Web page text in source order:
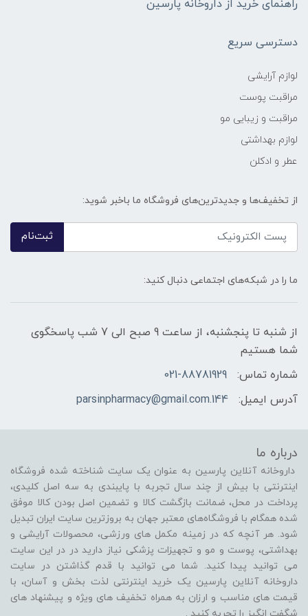
راهنمای خرید از داروخانه پارسین
دسترسی سریع
لوازم آرایشی
مراقبت پوست
مراقبت و زیبایی مو
لوازم بهداشتی
عطر و ادکلن
از تخفیف‌ها و جدیدترین‌های فروشگاه ما باخبر شوید:
ثبت‌نام
ما را در شبکه‌های اجتماعی دنبال کنید:
از شنبه تا پنجشنبه، از ساعت 9 صبح الی 7 شب پاسخگوی
شما هستیم
شماره تماس:
021-88781929
آدرس ایمیل:
144.parsinpharmacy@gmail.com
درباره ما
داروخانه آنلاین پارسین به عنوان یک سایت شناخته شده فروشگاه
اینترنتی با بیش از چند سال تجربه با پایبندی به سه اصل کلیدی،
پرداخت در محل، ضمانت بازگشت کالا و تضمین اصل بودن کالا موفق
شده همگام با فروشگاه‌های معتبر جهان به بروزترین سایت ایران تبدیل
شود. هر آنچه که در زمینه مکمل های ورزشی، محصولات آرایشی و
بهداشتی، پوست و مو و تجهیزات پزشکی نیاز دارید در در این سایت
می توانید پیدا کنید. شما می توانید با قدم گذاشتن در سایت
داروخانه آنلاین پارسین یک خرید اینترنتی لذت بخش و آسان، با
قیمت های مناسب و ارزان به همراه تخفیف های ویژه و پیشنهاد های